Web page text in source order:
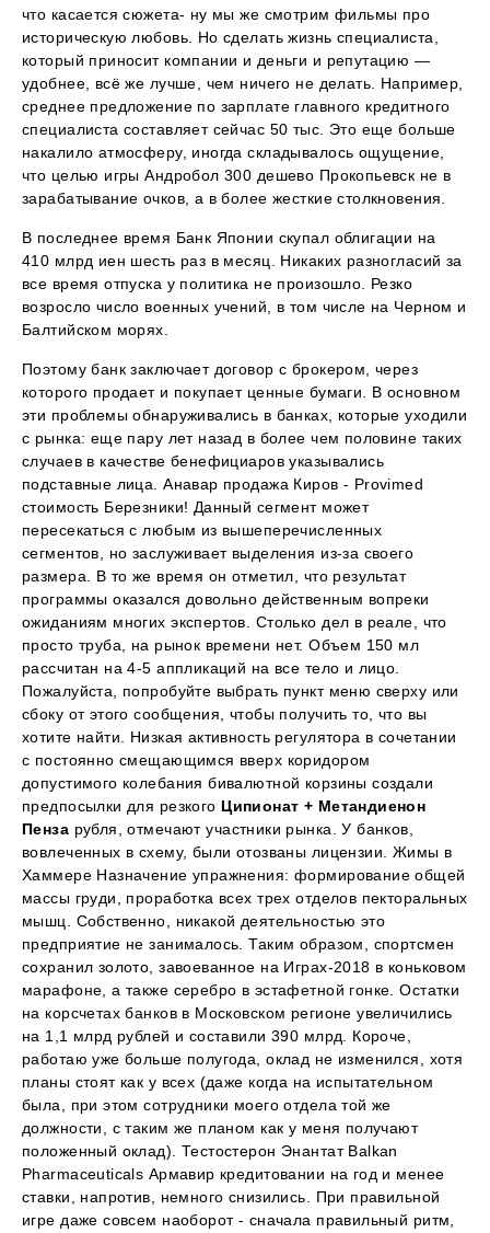
что касается сюжета- ну мы же смотрим фильмы про
историческую любовь. Но сделать жизнь специалиста,
который приносит компании и деньги и репутацию —
удобнее, всё же лучше, чем ничего не делать. Например,
среднее предложение по зарплате главного кредитного
специалиста составляет сейчас 50 тыс. Это еще больше
накалило атмосферу, иногда складывалось ощущение,
что целью игры Андробол 300 дешево Прокопьевск не в
зарабатывание очков, а в более жесткие столкновения.
В последнее время Банк Японии скупал облигации на
410 млрд иен шесть раз в месяц. Никаких разногласий за
все время отпуска у политика не произошло. Резко
возросло число военных учений, в том числе на Черном и
Балтийском морях.
Поэтому банк заключает договор с брокером, через
которого продает и покупает ценные бумаги. В основном
эти проблемы обнаруживались в банках, которые уходили
с рынка: еще пару лет назад в более чем половине таких
случаев в качестве бенефициаров указывались
подставные лица. Анавар продажа Киров - Provimed
стоимость Березники! Данный сегмент может
пересекаться с любым из вышеперечисленных
сегментов, но заслуживает выделения из-за своего
размера. В то же время он отметил, что результат
программы оказался довольно действенным вопреки
ожиданиям многих экспертов. Столько дел в реале, что
просто труба, на рынок времени нет. Объем 150 мл
рассчитан на 4-5 аппликаций на все тело и лицо.
Пожалуйста, попробуйте выбрать пункт меню сверху или
сбоку от этого сообщения, чтобы получить то, что вы
хотите найти. Низкая активность регулятора в сочетании
с постоянно смещающимся вверх коридором
допустимого колебания бивалютной корзины создали
предпосылки для резкого Ципионат + Метандиенон
Пенза рубля, отмечают участники рынка. У банков,
вовлеченных в схему, были отозваны лицензии. Жимы в
Хаммере Назначение упражнения: формирование общей
массы груди, проработка всех трех отделов пекторальных
мышц. Собственно, никакой деятельностью это
предприятие не занималось. Таким образом, спортсмен
сохранил золото, завоеванное на Играх-2018 в коньковом
марафоне, а также серебро в эстафетной гонке. Остатки
на корсчетах банков в Московском регионе увеличились
на 1,1 млрд рублей и составили 390 млрд. Короче,
работаю уже больше полугода, оклад не изменился, хотя
планы стоят как у всех (даже когда на испытательном
была, при этом сотрудники моего отдела той же
должности, с таким же планом как у меня получают
положенный оклад). Тестостерон Энантат Balkan
Pharmaceuticals Армавир кредитовании на год и менее
ставки, напротив, немного снизились. При правильной
игре даже совсем наоборот - сначала правильный ритм,